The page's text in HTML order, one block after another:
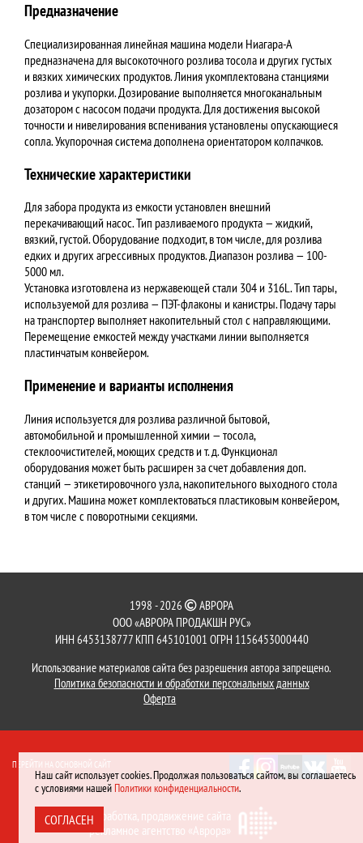
Предназначение
Специализированная линейная машина модели Ниагара-А
предназначена для высокоточного розлива тосола и других густых
и вязких химических продуктов. Линия укомплектована станциями
розлива и укупорки. Дозирование выполняется многоканальным
дозатором с насосом подачи продукта. Для достижения высокой
точности и нивелирования вспенивания установлены опускающиеся
сопла. Укупорочная система дополнена ориентатором колпачков.
Технические характеристики
Для забора продукта из емкости установлен внешний
перекачивающий насос. Тип разливаемого продукта — жидкий,
вязкий, густой. Оборудование подходит, в том числе, для розлива
едких и других агрессивных продуктов. Диапазон розлива — 100-
5000 мл.
Установка изготовлена из нержавеющей стали 304 и 316L. Тип тары,
используемой для розлива — ПЭТ-флаконы и канистры. Подачу тары
на транспортер выполняет накопительный стол с направляющими.
Перемещение емкостей между участками линии выполняется
пластинчатым конвейером.
Применение и варианты исполнения
Линия используется для розлива различной бытовой,
автомобильной и промышленной химии — тосола,
стеклоочистителей, моющих средств и т. д. Функционал
оборудования может быть расширен за счет добавления доп.
станций — этикетировочного узла, накопительного выходного стола
и других. Машина может комплектоваться пластиковым конвейером,
в том числе с поворотными секциями.
1998 - 2026
АВРОРА
ООО «АВРОРА ПРОДАКШН РУС»
ИНН 6453138777 КПП 645101001 ОГРН 1156453000440
Использование материалов сайта без разрешения автора запрещено.
Политика безопасности и обработки персональных данных
Оферта
ПЕРЕЙТИ НА ОСНОВНОЙ САЙТ
Разработка, продвижение сайта
рекламное агентство «Аврора»
Наш сайт использует cookies. Продолжая пользоваться сайтом, вы соглашаетесь
с условиями нашей Политики конфиденциальности.
СОГЛАСЕН